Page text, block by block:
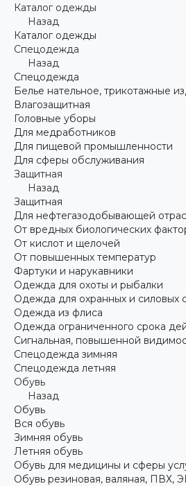
Каталог одежды
Назад
Каталог одежды
Спецодежда
Назад
Спецодежда
Белье нательное, трикотажные
Влагозащитная
Головные уборы
Для медработников
Для пищевой промышленности
Для сферы обслуживания
Защитная
Назад
Защитная
Для нефтегазодобывающей
От вредных биологических
От кислот и щелочей
От повышенных температур
Фартуки и нарукавники
Одежда для охоты и рыбалки
Одежда для охранных и силовых
Одежда из флиса
Одежда ограниченного срока
Сигнальная, повышенной
Спецодежда зимняя
Спецодежда летняя
Обувь
Назад
Обувь
Вся обувь
Зимняя обувь
Летняя обувь
Обувь для медицины и сферы
Обувь резиновая, валяная, ПВХ,